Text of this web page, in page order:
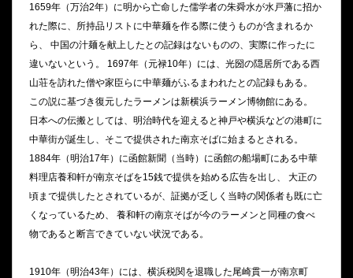
1659年（万治2年）に明から亡命した儒学者の朱舜水が水戸藩に招か
れた際に、所持品リストに中華麺を作る際に使うものが含まれるか
ら、 中国の汁麺を献上したとの記録はないものの、実際に作ったに
違いないという。 1697年（元禄10年）には、光圀の隠居所である西
山荘を訪れた僧や家臣らに中華麺がふるまわれたとの記録もある。
この説に基づき復元したラーメンは新横浜ラーメン博物館にある。
日本への伝搬としては、明治時代を迎えると神戸や横浜などの港町に
中華街が誕生し、そこで提供された南京そばに始まるとされる。
1884年（明治17年）に函館新聞（当時）に函館の船場町にある中華
料理店養和軒が南京そばを15銭で提供を始める広告を出し、 大正の
頃まで提供したとされているが、証拠が乏しく当時の関係者も既に亡
くなっているため、 養和軒の南京そばが今のラーメンと同種の食べ
物であると断言できていない状況である。
1910年（明治43年）には、横浜税関を退職した尾崎貫一が南京町